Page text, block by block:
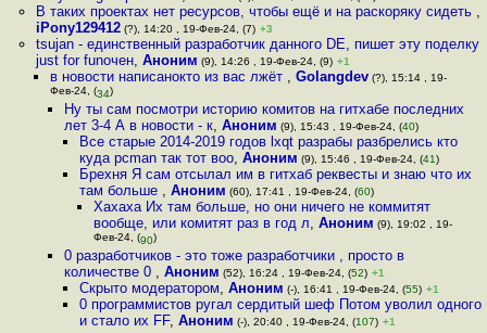
В таких проектах нет ресурсов, чтобы ещё и на раскоряку сидеть ,
iPony129412(?), 14:20 , 19-Фев-24, (7) +3
tsujan - единственный разработчик данного DE, пишет эту поделку
just for funочен, Аноним (9), 14:26 , 19-Фев-24, (9) +1
в новости написанокто из вас лжёт , Golangdev(?), 15:14 , 19-
Фев-24, (34)
Ну ты сам посмотри историю комитов на гитхабе последних
лет 3-4 А в новости - к,Аноним (9), 15:43 , 19-Фев-24, (40)
Все старые 2014-2019 годов lxqt разрабы разбрелись кто
куда pcman так тот воо, Аноним (9), 15:46 , 19-Фев-24, (41)
Брехня Я сам отсылал им в гитхаб реквесты и знаю что их
там больше , Аноним (60), 17:41 , 19-Фев-24, (60)
Хахаха Их там больше, но они ничего не коммитят
вообще, или комитят раз в год л, Аноним (9), 19:02 , 19-
Фев-24, (90)
0 разработчиков - это тоже разработчики , просто в
количестве 0 ,Аноним (52), 16:24 , 19-Фев-24, (52) +1
Скрыто модератором, Аноним (-), 16:41 , 19-Фев-24, (55) +1
0 программистов ругал сердитый шеф Потом уволил одного
и стало их FF, Аноним (-), 20:40 , 19-Фев-24, (107) +1